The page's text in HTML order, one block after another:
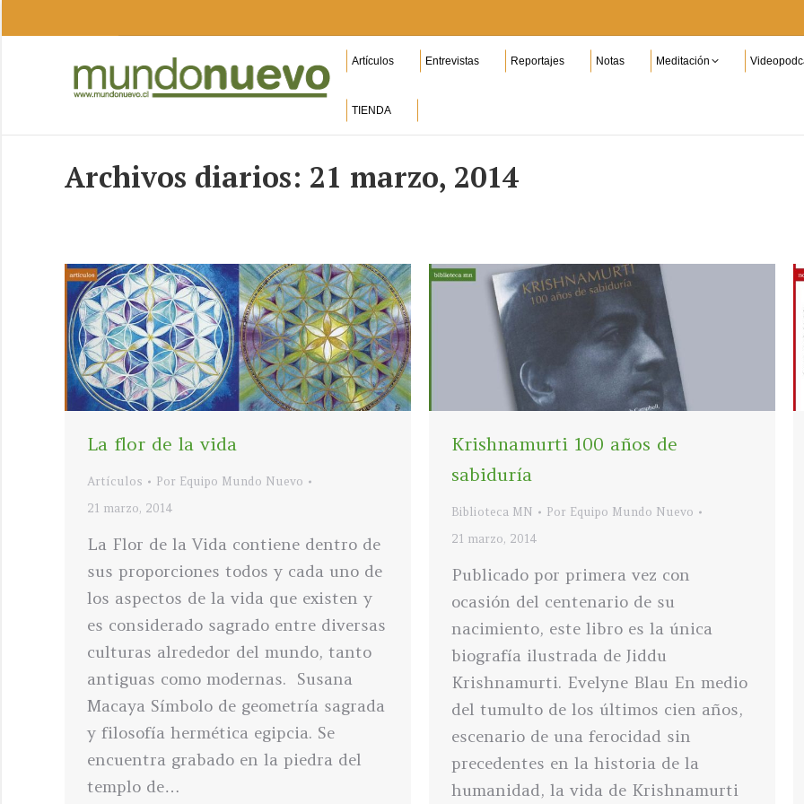
Artículos Entrevistas Reportajes Notas Meditación
TIENDA
Archivos diarios: 21 marzo, 2014
La flor de la vida
Artículos Por Equipo Mundo Nuevo
21 marzo, 2014
La Flor de la Vida contiene dentro de
sus proporciones todos y cada uno de
los aspectos de la vida que existen y
es considerado sagrado entre diversas
culturas alrededor del mundo, tanto
antiguas como modernas. Susana
Macaya Símbolo de geometría sagrada
y filosofía hermética egipcia. Se
encuentra grabado en la piedra del
templo de…
Krishnamurti 100 años de
sabiduría
Biblioteca MN Por Equipo Mundo Nuevo
21 marzo, 2014
Publicado por primera vez con
ocasión del centenario de su
nacimiento, este libro es la única
biografía ilustrada de Jiddu
Krishnamurti. Evelyne Blau En medio
del tumulto de los últimos cien años,
escenario de una ferocidad sin
precedentes en la historia de la
humanidad, la vida de Krishnamurti